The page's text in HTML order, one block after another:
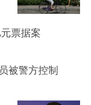
票据案
被警方控制